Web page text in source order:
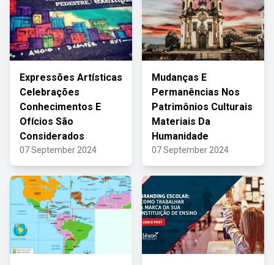
Expressões Artísticas
Celebrações
Conhecimentos E
Ofícios São
Considerados
07 September 2024
Mudanças E
Permanências Nos
Patrimônios Culturais
Materiais Da
Humanidade
07 September 2024